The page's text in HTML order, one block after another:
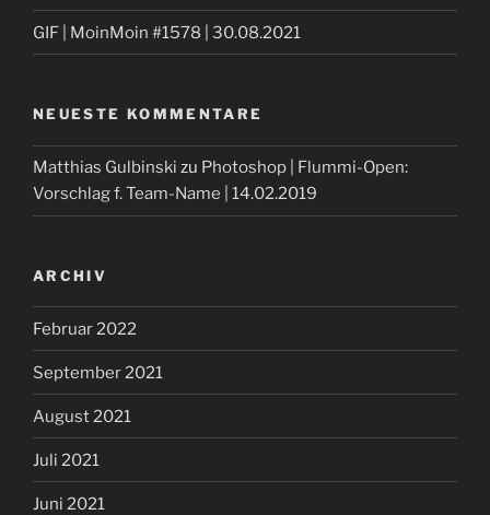
GIF | MoinMoin #1578 | 30.08.2021
NEUESTE KOMMENTARE
Matthias Gulbinski zu Photoshop | Flummi-Open:
Vorschlag f. Team-Name | 14.02.2019
ARCHIV
Februar 2022
September 2021
August 2021
Juli 2021
Juni 2021